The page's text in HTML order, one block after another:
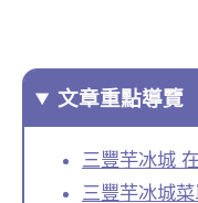
文章重點導覽
三豐芋冰城
三豐芋冰城